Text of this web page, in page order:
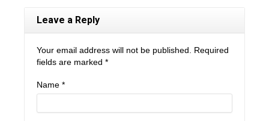
Leave a Reply
Your email address will not be published. Required
fields are marked *
Name *